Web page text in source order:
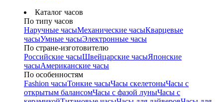
Каталог часов
По типу часов
Наручные часыМеханические часыКварцевые
часыУмные часыЭлектронные часы
По стране-изготовителю
Российские часыШвейцарские часыЯпонские
часыАмериканские часы
По особенностям
Fashion часыТонкие часыЧасы скелетоныЧасы с
открытым балансомЧасы с фазой луныЧасы с